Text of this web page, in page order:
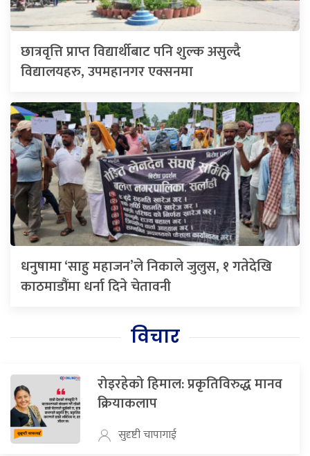
छात्रवृत्ति प्राप्त विद्यार्थीबाट पनि शुल्क असुल्दै
विद्यालयहरु, उपमहानगर एक्सनमा
धनुषामा ‘साहु महाजन’ले निकाले जुलुस, १ गतेदेखि
काठमाडौंमा धर्ना दिने चेतावनी
विचार
रोइरहेको हिमाल: प्रकृतिविरुद्ध मानव
क्रियाकलाप
सुदृष्टी चापागाई